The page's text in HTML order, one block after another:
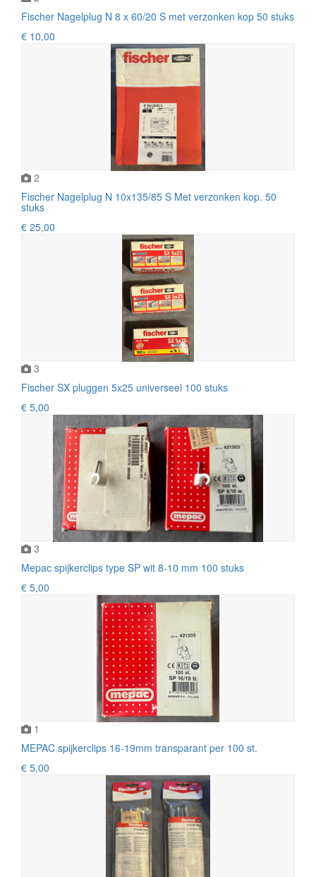
Fischer Nagelplug N 8 x 60/20 S met verzonken kop 50 stuks
€ 10,00
2
Fischer Nagelplug N 10x135/85 S Met verzonken kop. 50
stuks
€ 25,00
3
Fischer SX pluggen 5x25 universeel 100 stuks
€ 5,00
3
Mepac spijkerclips type SP wit 8-10 mm 100 stuks
€ 5,00
1
MEPAC spijkerclips 16-19mm transparant per 100 st.
€ 5,00